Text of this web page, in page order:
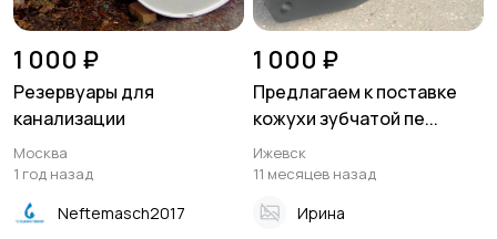
1 000 ₽
Резервуары для
канализации
Москва
1 год назад
Neftemasch2017
1 000 ₽
Предлагаем к поставке
кожухи зубчатой пе...
Ижевск
11 месяцев назад
Ирина